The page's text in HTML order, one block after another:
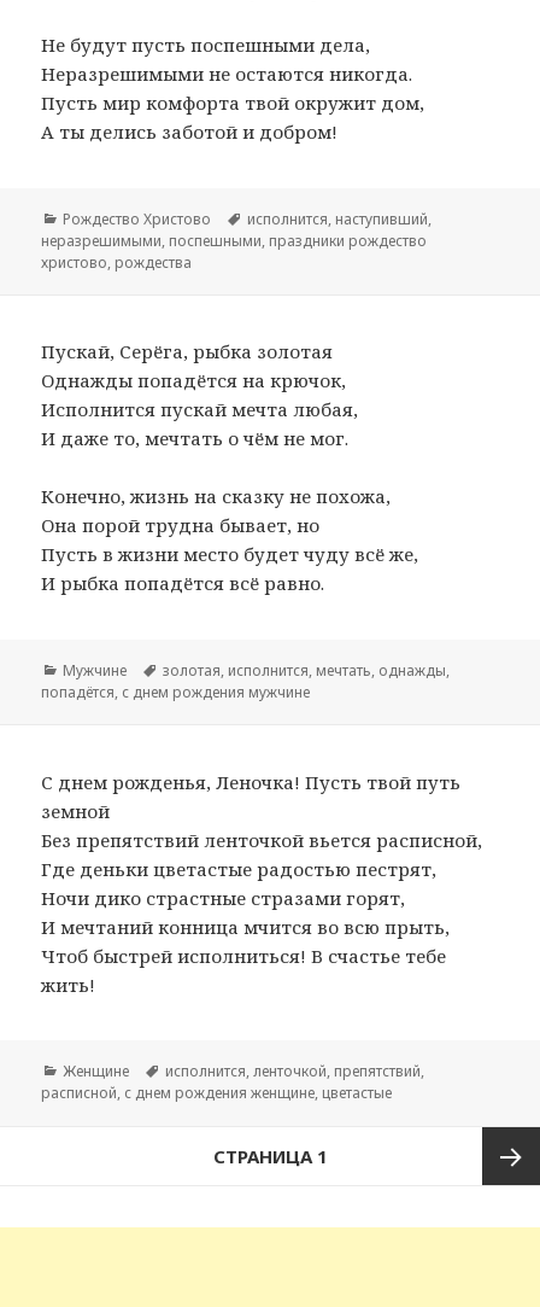
Не будут пусть поспешными дела,
Неразрешимыми не остаются никогда.
Пусть мир комфорта твой окружит дом,
А ты делись заботой и добром!
Рубрики
Рождество Христово Метки
исполнится, наступивший,
неразрешимыми, поспешными, праздники рождество
христово, рождества
Пускай, Серёга, рыбка золотая
Однажды попадётся на крючок,
Исполнится пускай мечта любая,
И даже то, мечтать о чём не мог.
Конечно, жизнь на сказку не похожа,
Она порой трудна бывает, но
Пусть в жизни место будет чуду всё же,
И рыбка попадётся всё равно.
Рубрики
Мужчине Метки
золотая, исполнится, мечтать, однажды,
попадётся, с днем рождения мужчине
С днем рожденья, Леночка! Пусть твой путь
земной
Без препятствий ленточкой вьется расписной,
Где деньки цветастые радостью пестрят,
Ночи дико страстные стразами горят,
И мечтаний конница мчится во всю прыть,
Чтоб быстрей исполниться! В счастье тебе
жить!
Рубрики
Женщине Метки
исполнится,ленточкой, препятствий,
расписной, с днем рождения женщине, цветастые
СТРАНИЦА 1